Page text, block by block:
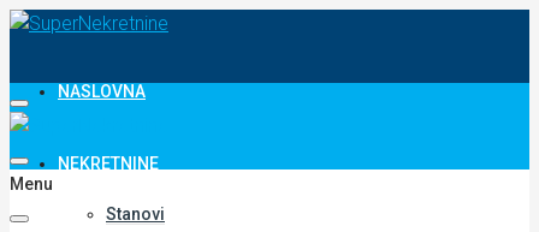
NASLOVNA
NEKRETNINE
Stanovi
Menu